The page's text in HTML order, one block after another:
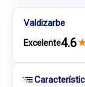
Valdizarbe
Excelente4.6